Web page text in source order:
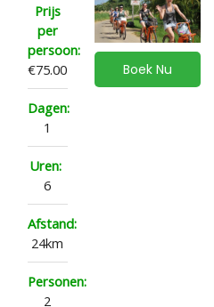
Boek Nu
Prijs
per
persoon:
€75.00
Dagen:
1
Uren:
6
Afstand:
24km
Personen:
2